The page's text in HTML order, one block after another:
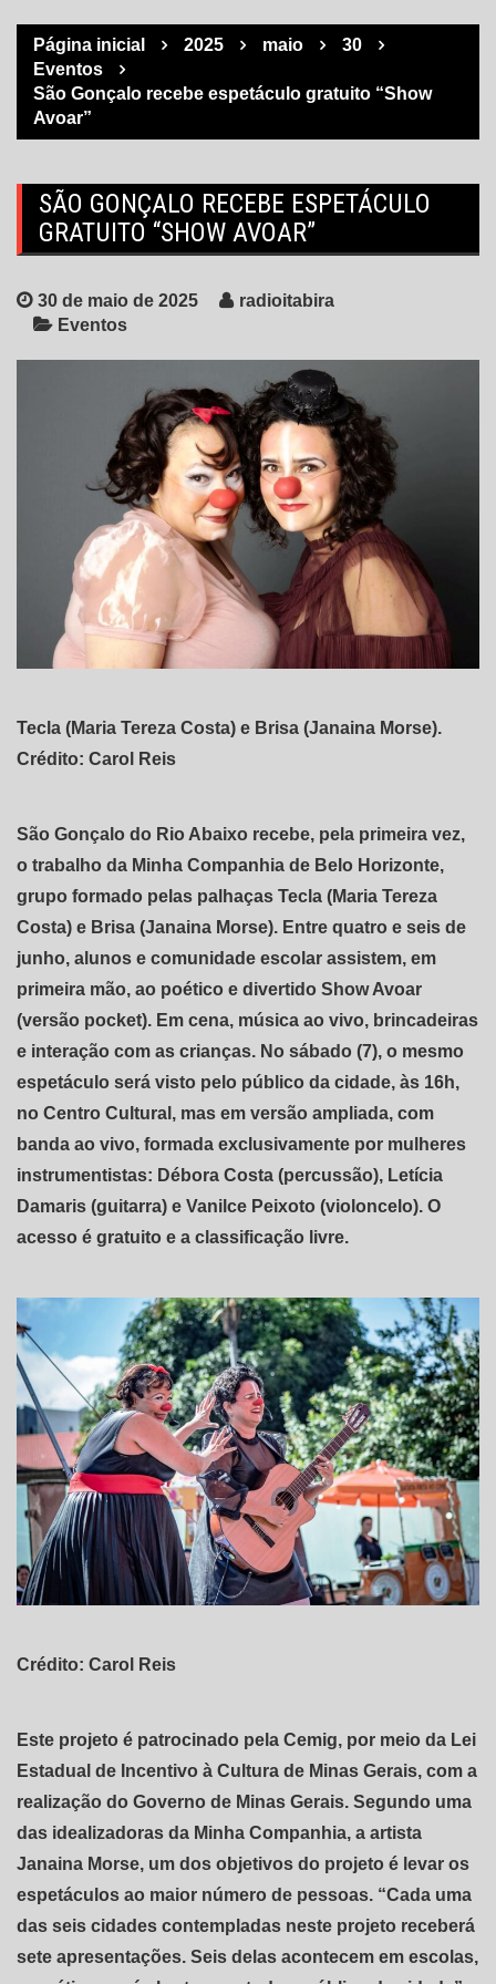
Página inicial 2025 maio
30
Eventos
São Gonçalo recebe espetáculo gratuito “Show
Avoar”
SÃO GONÇALO RECEBE ESPETÁCULO
GRATUITO “SHOW AVOAR”
30 de maio de 2025
radioitabira
Eventos
Tecla (Maria Tereza Costa) e Brisa (Janaina Morse).
Crédito: Carol Reis
São Gonçalo do Rio Abaixo recebe, pela primeira vez,
o trabalho da Minha Companhia de Belo Horizonte,
grupo formado pelas palhaças Tecla (Maria Tereza
Costa) e Brisa (Janaina Morse). Entre quatro e seis de
junho, alunos e comunidade escolar assistem, em
primeira mão, ao poético e divertido Show Avoar
(versão pocket). Em cena, música ao vivo, brincadeiras
e interação com as crianças. No sábado (7), o mesmo
espetáculo será visto pelo público da cidade, às 16h,
no Centro Cultural, mas em versão ampliada, com
banda ao vivo, formada exclusivamente por mulheres
instrumentistas: Débora Costa (percussão), Letícia
Damaris (guitarra) e Vanilce Peixoto (violoncelo). O
acesso é gratuito e a classificação livre.
Crédito: Carol Reis
Este projeto é patrocinado pela Cemig, por meio da Lei
Estadual de Incentivo à Cultura de Minas Gerais, com a
realização do Governo de Minas Gerais. Segundo uma
das idealizadoras da Minha Companhia, a artista
Janaina Morse, um dos objetivos do projeto é levar os
espetáculos ao maior número de pessoas. “Cada uma
das seis cidades contempladas neste projeto receberá
sete apresentações. Seis delas acontecem em escolas,